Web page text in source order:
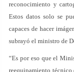
reconocimiento y
Estos datos solo se
capaces de hacer
subrayó el ministro de
“Es por eso que el
reequipamiento